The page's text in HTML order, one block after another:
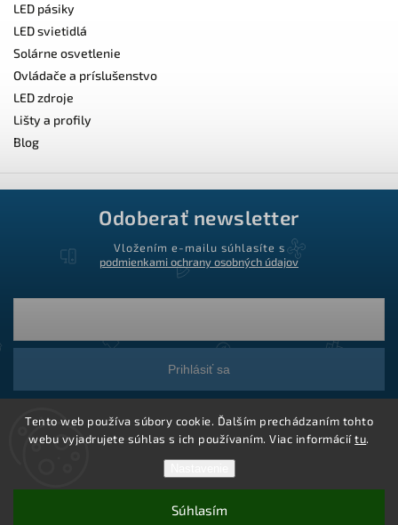
Tento web používa súbory cookie. Ďalším prechádzaním tohto
webu vyjadrujete súhlas s ich používaním. Viac informáciítu.
Súhlasím
LED pásiky
LED svietidlá
Solárne osvetlenie
Ovládače a príslušenstvo
LED zdroje
Lišty a profily
Blog
Odoberať newsletter
Vložením e-mailu súhlasíte s
podmienkami ochrany osobných údajov
Prihlásiť sa